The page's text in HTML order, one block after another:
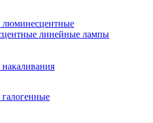
линейные лампы